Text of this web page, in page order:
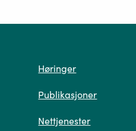
Høringer
Publikasjoner
Nettjenester